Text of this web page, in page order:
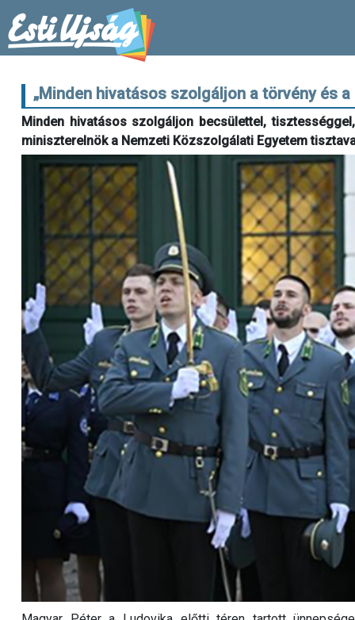
„Minden hivatásos szolgáljon a törvény és
Minden hivatásos szolgáljon becsülettel,
miniszterelnök a Nemzeti Közszolgálati Egyetem